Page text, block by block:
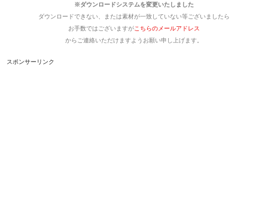
※ダウンロードシステムを変更いたしました
ダウンロードできない、または素材が一致していない等ございましたら
お手数ではございますがこちらのメールアドレス
からご連絡いただけますようお願い申し上げます。
スポンサーリンク